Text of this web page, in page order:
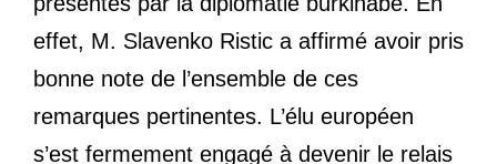
effet, M. Slavenko Ristic a affirmé avoir pris
bonne note de l’ensemble de ces
remarques pertinentes. L’élu européen
s’est fermement engagé à devenir le relais